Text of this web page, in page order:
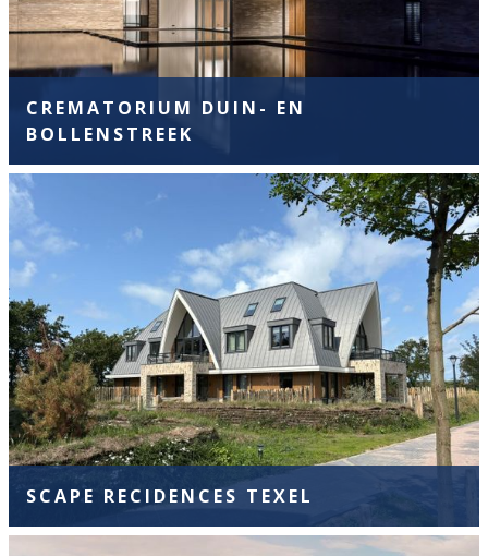
CREMATORIUM DUIN- EN
BOLLENSTREEK
SCAPE RECIDENCES TEXEL